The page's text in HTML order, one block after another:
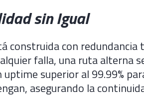
sin Igual
construida con redundancia
falla, una ruta alterna
superior al 99.99%
asegurando la